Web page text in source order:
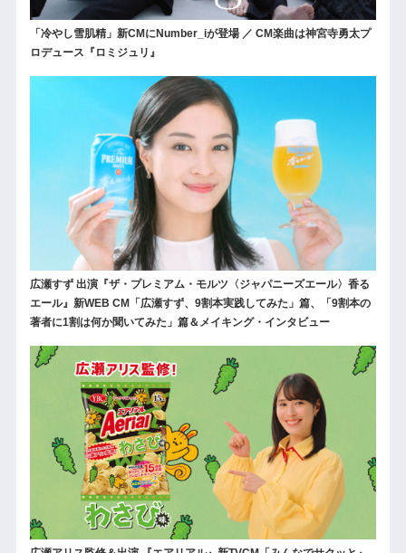
「冷やし雪肌精」新CMにNumber_iが登場 ／ CM楽曲は神宮寺勇太プ
ロデュース『ロミジュリ』
広瀬すず 出演『ザ・プレミアム・モルツ〈ジャパニーズエール〉香る
エール』新WEB CM「広瀬すず、9割本実践してみた」篇、「9割本の
著者に1割は何か聞いてみた」篇＆メイキング・インタビュー